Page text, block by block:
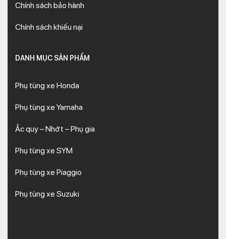
Chính sách bảo hành
Chính sách khiếu nại
DANH MỤC SẢN PHẨM
Phụ tùng xe Honda
Phụ tùng xe Yamaha
Ắc quy – Nhớt – Phụ gia
Phụ tùng xe SYM
Phụ tùng xe Piaggio
Phụ tùng xe Suzuki